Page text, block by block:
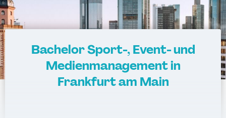
Bachelor Sport-, Event- und
Medienmanagement in
Frankfurt am Main